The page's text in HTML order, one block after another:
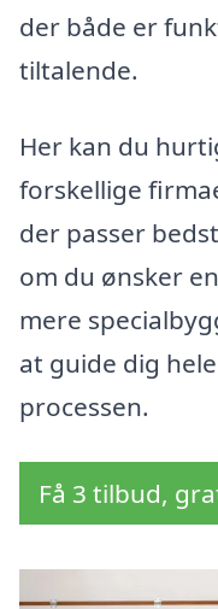
der både er
tiltalende.
Her kan du
forskellige
der passer
om du ønsker
mere
at guide dig
processen.
Få 3 tilbud,